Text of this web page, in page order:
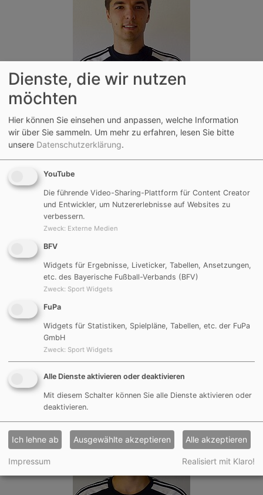
Marco Muschaweck
FuPa-Profil
Alexander Schlierf
FuPa-Profil
Dienste, die wir nutzen
möchten
Hier können Sie einsehen und anpassen, welche Information
wir über Sie sammeln. Um mehr zu erfahren, lesen Sie bitte
unsere Datenschutzerklärung.
YouTube
Die führende Video-Sharing-Plattform für Content Creator
und Entwickler, um Nutzererlebnisse auf Websites zu
verbessern.
Zweck: Externe Medien
BFV
Widgets für Ergebnisse, Liveticker, Tabellen, Ansetzungen,
etc. des Bayerische Fußball-Verbands (BFV)
Zweck: Sport Widgets
FuPa
Widgets für Statistiken, Spielpläne, Tabellen, etc. der FuPa
GmbH
Zweck: Sport Widgets
Alle Dienste aktivieren oder deaktivieren
Mit diesem Schalter können Sie alle Dienste aktivieren oder
deaktivieren.
Ich lehne ab Ausgewählte akzeptieren Alle akzeptieren
Impressum Realisiert mit Klaro!